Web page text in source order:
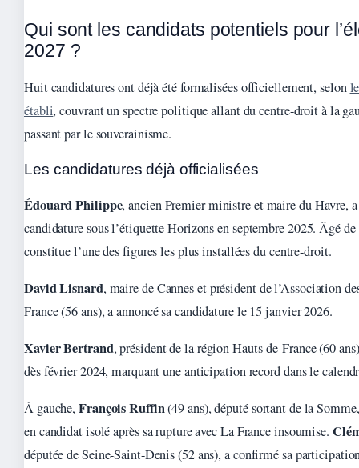
Qui sont les candidats potentiels pour
2027 ?
Huit candidatures ont déjà été formalisées officiellement, selon
établi, couvrant un spectre politique allant du centre-droit à la
passant par le souverainisme.
Les candidatures déjà officialisées
Édouard Philippe, ancien Premier ministre et maire du Havre,
candidature sous l’étiquette Horizons en septembre 2025. Âgé
constitue l’une des figures les plus installées du centre-droit.
David Lisnard, maire de Cannes et président de l’Association
France (56 ans), a annoncé sa candidature le 15 janvier 2026.
Xavier Bertrand, président de la région Hauts-de-France (60
dès février 2024, marquant une anticipation record dans le
À gauche, François Ruffin(49 ans), député sortant de la
en candidat isolé après sa rupture avec La France insoumise.
députée de Seine-Saint-Denis (52 ans), a confirmé sa